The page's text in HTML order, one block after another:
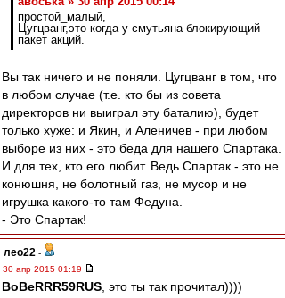
простой_малый,
Цугцванг,это когда у смутьяна блокирующий
пакет акций.
Вы так ничего и не поняли. Цугцванг в том, что
в любом случае (т.е. кто бы из совета
директоров ни выиграл эту баталию), будет
только хуже: и Якин, и Аленичев - при любом
выборе из них - это беда для нашего Спартака.
И для тех, кто его любит. Ведь Спартак - это не
конюшня, не болотный газ, не мусор и не
игрушка какого-то там Федуна.
- Это Спартак!
лео22 -
30 апр 2015 01:19
BoBeRRR59RUS , это ты так прочитал))))